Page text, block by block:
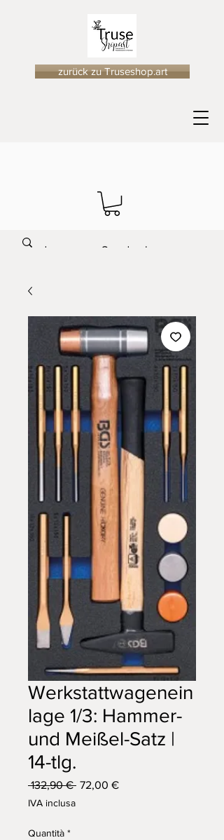
zurück zu Truseshop.art
Werkstattwagenein
lage 1/3: Hammer-
und Meißel-Satz |
14-tlg.
132,90 € Prezzo
72,00 €Prezzo
IVA inclusa
Quantità *